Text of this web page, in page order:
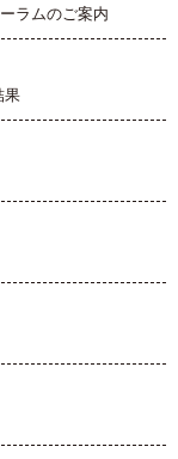
ラムのご案内
果